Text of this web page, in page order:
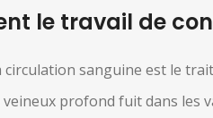
le travail de
sanguine est le
profond fuit dans les